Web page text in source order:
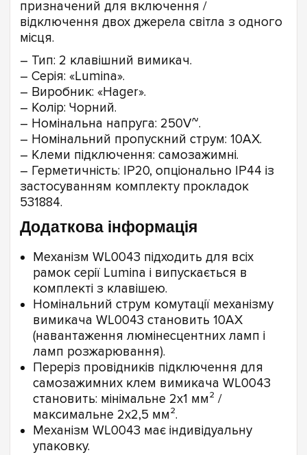
призначений для включення /
відключення двох джерела світла з одного
місця.
– Тип: 2 клавішний вимикач.
– Серія: «Lumina».
– Виробник: «Hager».
– Колір: Чорний.
– Номінальна напруга: 250V~.
– Номінальний пропускний струм: 10АХ.
– Клеми підключення: самозажимні.
– Герметичність: IP20, опціонально IP44 із
застосуванням комплекту прокладок
531884.
Додаткова інформація
Механізм WL0043 підходить для всіх
рамок серії Lumina і випускається в
комплекті з клавішею.
Номінальний струм комутації механізму
вимикача WL0043 становить 10АХ
(навантаження люмінесцентних ламп і
ламп розжарювання).
Переріз провідників підключення для
самозажимних клем вимикача WL0043
становить: мінімальне 2х1 мм² /
максимальне 2х2,5 мм².
Механізм WL0043 має індивідуальну
упаковку.